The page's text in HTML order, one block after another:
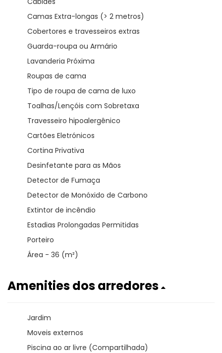
Camas Extra-longas (> 2 metros)
Cobertores e travesseiros extras
Guarda-roupa ou Armário
Lavanderia Próxima
Roupas de cama
Tipo de roupa de cama de luxo
Toalhas/Lençóis com Sobretaxa
Travesseiro hipoalergênico
Cartões Eletrónicos
Cortina Privativa
Desinfetante para as Mãos
Detector de Fumaça
Detector de Monóxido de Carbono
Extintor de incêndio
Estadias Prolongadas Permitidas
Porteiro
Área - 36 (m²)
Amenities dos arredores
Jardim
Moveis externos
Piscina ao ar livre (Compartilhada)